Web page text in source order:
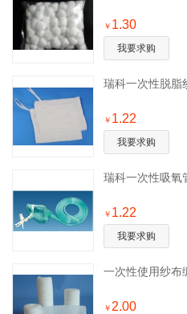
￥ 1.30
我要求购
瑞科一次性脱脂
￥ 1.22
我要求购
瑞科一次性吸氧
￥ 1.22
我要求购
一次性使用纱布
￥ 2.00